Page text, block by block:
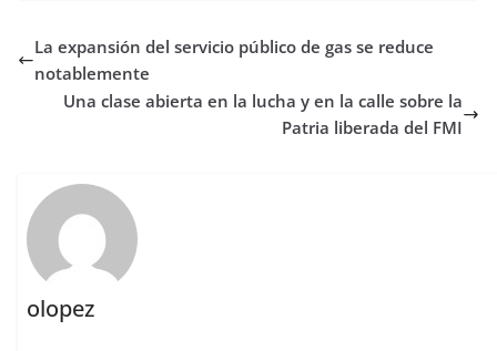
La expansión del servicio público de gas se reduce
notablemente
Una clase abierta en la lucha y en la calle sobre la
Patria liberada del FMI
olopez